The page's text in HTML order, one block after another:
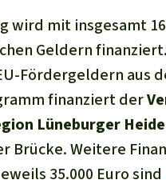
wird mit insgesamt
Geldern
Fördergeldern aus
finanziert der
Lüneburger Heide
Brücke. Weitere
35.000 Euro sind